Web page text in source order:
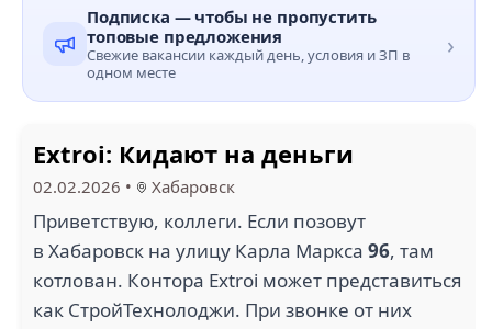
Подписка — чтобы не пропустить
топовые предложения
Свежие вакансии каждый день, условия и ЗП в
одном месте
›
Extroi: Кидают на деньги
02.02.2026 • Хабаровск
Приветствую, коллеги. Если позовут
в Хабаровск на улицу Карла Маркса 96, там
котлован. Контора Extroi может представиться
как СтройТехнолоджи. При звонке от них